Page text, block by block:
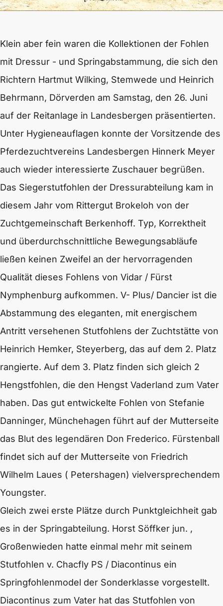
Klein aber fein waren die Kollektionen der Fohlen
mit Dressur - und Springabstammung, die sich den
Richtern Hartmut Wilking, Stemwede und Heinrich
Behrmann, Dörverden am Samstag, den 26. Juni
auf der Reitanlage in Landesbergen präsentierten.
Unter Hygieneauflagen konnte der Vorsitzende des
Pferdezuchtvereins Landesbergen Hinnerk Meyer
auch wieder interessierte Zuschauer begrüßen.
Das Siegerstutfohlen der Dressurabteilung kam in
diesem Jahr vom Rittergut Brokeloh von der
Zuchtgemeinschaft Berkenhoff. Typ, Korrektheit
und überdurchschnittliche Bewegungsabläufe
ließen keinen Zweifel an der hervorragenden
Qualität dieses Fohlens von Vidar / Fürst
Nymphenburg aufkommen. V- Plus/ Dancier ist die
Abstammung des eleganten, mit energischem
Antritt versehenen Stutfohlens der Zuchtstätte von
Heinrich Hemker, Steyerberg, das auf dem 2. Platz
rangierte. Auf dem 3. Platz finden sich gleich 2
Hengstfohlen, die den Hengst Vaderland zum Vater
haben. Das gut entwickelte Fohlen von Stefanie
Danninger, Münchehagen führt auf der Mutterseite
das Blut des legendären Don Frederico. Fürstenball
findet sich auf der Mutterseite von Friedrich
Wilhelm Laues ( Petershagen) vielversprechendem
Youngster.
Gleich zwei erste Plätze durch Punktgleichheit gab
es in der Springabteilung. Horst Söffker jun. ,
Großenwieden hatte einmal mehr mit seinem
Stutfohlen v. Chacfly PS / Diacontinus ein
Springfohlenmodel der Sonderklasse vorgestellt.
Diacontinus zum Vater hat das Stutfohlen von